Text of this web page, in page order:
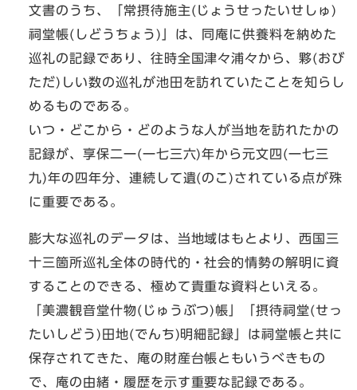
文書のうち、「常摂待施主(じょうせったいせしゅ)
祠堂帳(しどうちょう)」は、同庵に供養料を納めた
巡礼の記録であり、往時全国津々浦々から、夥(おび
ただ)しい数の巡礼が池田を訪れていたことを知らし
めるものである。
いつ・どこから・どのような人が当地を訪れたかの
記録が、享保二一(一七三六)年から元文四(一七三
九)年の四年分、連続して遺(のこ)されている点が殊
に重要である。
膨大な巡礼のデータは、当地域はもとより、西国三
十三箇所巡礼全体の時代的・社会的情勢の解明に資
することのできる、極めて貴重な資料といえる。
「美濃観音堂什物(じゅうぶつ)帳」「摂待祠堂(せっ
たいしどう)田地(でんち)明細記録」は祠堂帳と共に
保存されてきた、庵の財産台帳ともいうべきもの
で、庵の由緒・履歴を示す重要な記録である。